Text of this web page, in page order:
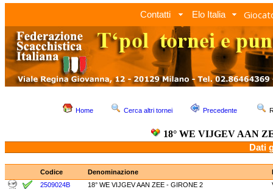
Contatti Elo Italia
Home Cerca altri tornei Precedente
18° WE VIJGEV AAN
Dati
Codice Denominazione
2509024B
18° WE VIJGEV AAN ZEE - GIRONE 2